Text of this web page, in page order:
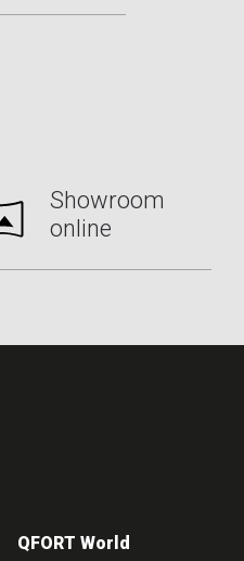
Showroom
online
QFORT World